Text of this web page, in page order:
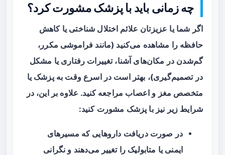
چه زمانی باید با پزشک مشورت کرد؟
اگر شما یا عزیزتان علائم اختلال شناختی یا کاهش
حافظه را مشاهده می‌کنید (مانند فراموشی مکرر،
گم‌شدن در مکان‌های آشنا، تغییرات رفتاری یا مشکل
در تصمیم‌گیری)، بهتر است در اسرع وقت به پزشک یا
متخصص مغز و اعصاب مراجعه کنید. علاوه بر این، در
شرایط زیر نیز با پزشک مشورت کنید:
در صورت دریافت داروهایی که مسیرهای
ایمنی یا متابولیک را تغییر می‌دهند و نگرانی